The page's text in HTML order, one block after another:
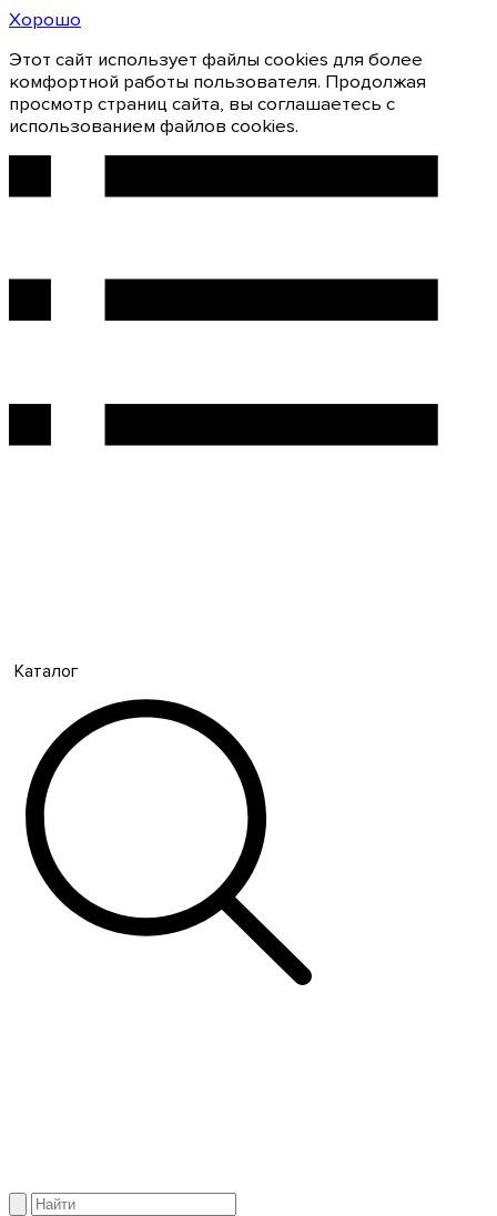
Хорошо
Этот сайт использует файлы cookies для более
комфортной работы пользователя. Продолжая
просмотр страниц сайта, вы соглашаетесь с
использованием файлов cookies.
Каталог